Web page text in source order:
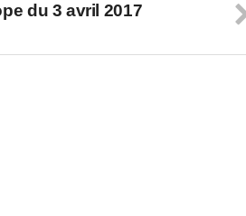
du 3 avril 2017